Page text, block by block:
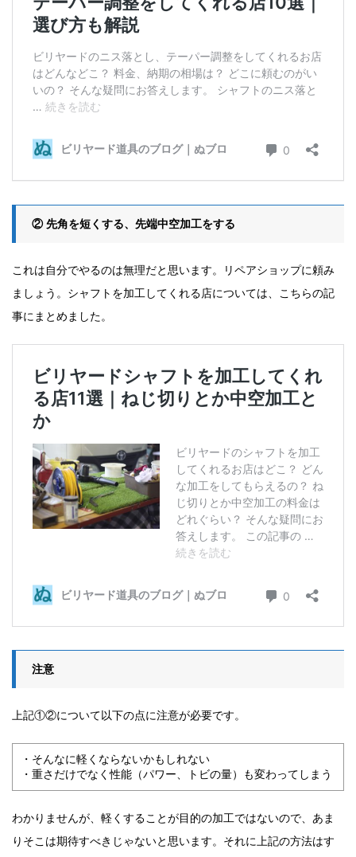
② 先角を短くする、先端中空加工をする
これは自分でやるのは無理だと思います。リペアショップに頼み
ましょう。シャフトを加工してくれる店については、こちらの記
事にまとめました。
注意
上記①②について以下の点に注意が必要です。
・そんなに軽くならないかもしれない
・重さだけでなく性能（パワー、トビの量）も変わってしまう
わかりませんが、軽くすることが目的の加工ではないので、あま
りそこは期待すべきじゃないと思います。それに上記の方法はす